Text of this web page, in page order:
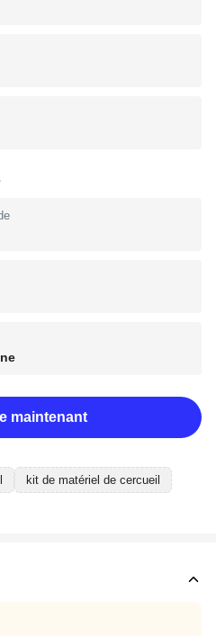
maintenant
kit de matériel de cercueil